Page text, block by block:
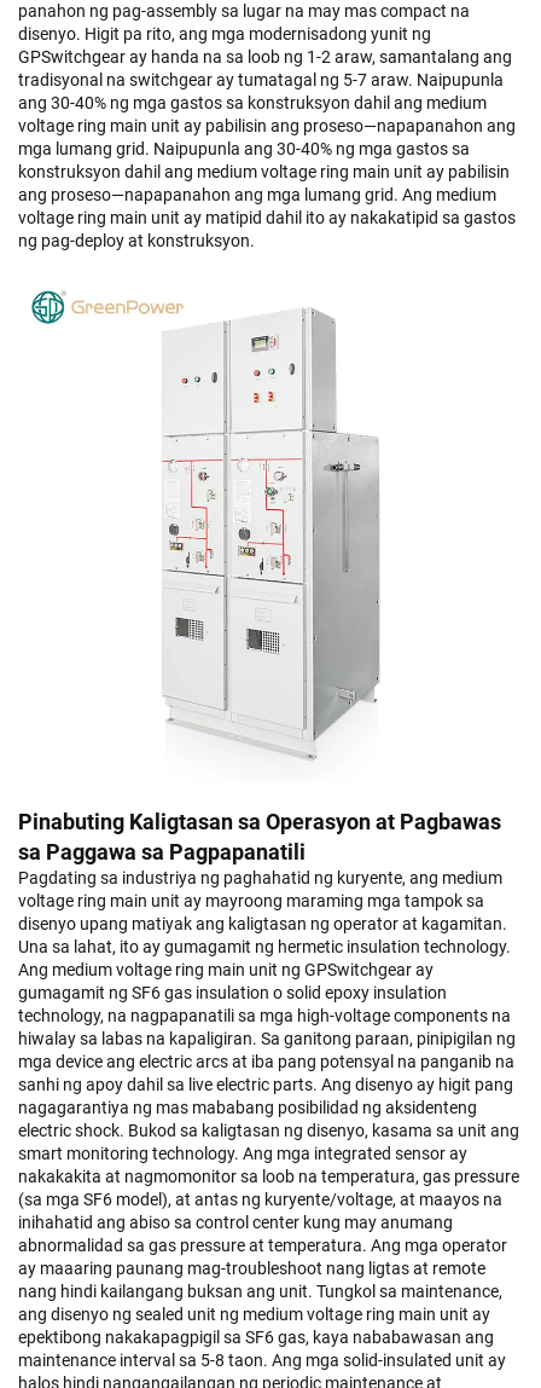
panahon ng pag-assembly sa lugar na may mas compact na
disenyo. Higit pa rito, ang mga modernisadong yunit ng
GPSwitchgear ay handa na sa loob ng 1-2 araw, samantalang ang
tradisyonal na switchgear ay tumatagal ng 5-7 araw. Naipupunla
ang 30-40% ng mga gastos sa konstruksyon dahil ang medium
voltage ring main unit ay pabilisin ang proseso—napapanahon ang
mga lumang grid. Naipupunla ang 30-40% ng mga gastos sa
konstruksyon dahil ang medium voltage ring main unit ay pabilisin
ang proseso—napapanahon ang mga lumang grid. Ang medium
voltage ring main unit ay matipid dahil ito ay nakakatipid sa gastos
ng pag-deploy at konstruksyon.
Pinabuting Kaligtasan sa Operasyon at Pagbawas
sa Paggawa sa Pagpapanatili
Pagdating sa industriya ng paghahatid ng kuryente, ang medium
voltage ring main unit ay mayroong maraming mga tampok sa
disenyo upang matiyak ang kaligtasan ng operator at kagamitan.
Una sa lahat, ito ay gumagamit ng hermetic insulation technology.
Ang medium voltage ring main unit ng GPSwitchgear ay
gumagamit ng SF6 gas insulation o solid epoxy insulation
technology, na nagpapanatili sa mga high-voltage components na
hiwalay sa labas na kapaligiran. Sa ganitong paraan, pinipigilan ng
mga device ang electric arcs at iba pang potensyal na panganib na
sanhi ng apoy dahil sa live electric parts. Ang disenyo ay higit pang
nagagarantiya ng mas mababang posibilidad ng aksidenteng
electric shock. Bukod sa kaligtasan ng disenyo, kasama sa unit ang
smart monitoring technology. Ang mga integrated sensor ay
nakakakita at nagmomonitor sa loob na temperatura, gas pressure
(sa mga SF6 model), at antas ng kuryente/voltage, at maayos na
inihahatid ang abiso sa control center kung may anumang
abnormalidad sa gas pressure at temperatura. Ang mga operator
ay maaaring paunang mag-troubleshoot nang ligtas at remote
nang hindi kailangang buksan ang unit. Tungkol sa maintenance,
ang disenyo ng sealed unit ng medium voltage ring main unit ay
epektibong nakakapagpigil sa SF6 gas, kaya nababawasan ang
maintenance interval sa 5-8 taon. Ang mga solid-insulated unit ay
halos hindi nangangailangan ng periodic maintenance at